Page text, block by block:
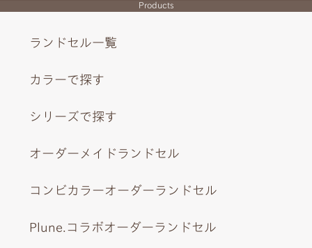
サイドには美しい刺しゅうのメッセージ、びょうにはティ
Products
ランドセル一覧
カラーで探す
シリーズで探す
オーダーメイドランドセル
コンビカラーオーダーランドセル
Plune.コラボオーダーランドセル